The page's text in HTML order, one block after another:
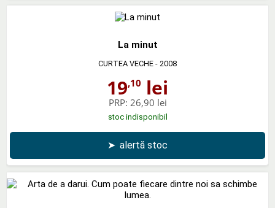
La minut
CURTEA VECHE - 2008
19,10 lei
PRP: 26,90 lei
stoc indisponibil
➤ alertă stoc